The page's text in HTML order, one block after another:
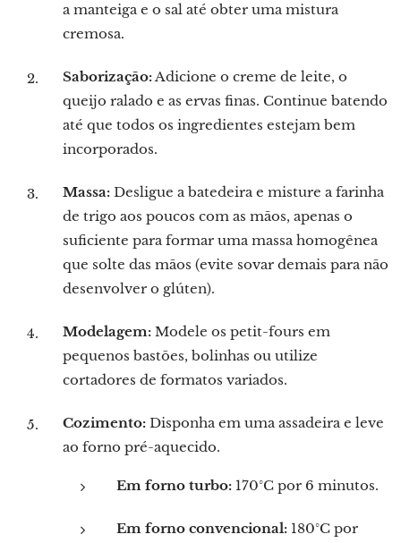
a manteiga e o sal até obter uma mistura
cremosa.
Saborização:Adicione o creme de leite, o
queijo ralado e as ervas finas. Continue batendo
até que todos os ingredientes estejam bem
incorporados.
Massa: Desligue a batedeira e misture a farinha
de trigo aos poucos com as mãos, apenas o
suficiente para formar uma massa homogênea
que solte das mãos (evite sovar demais para não
desenvolver o glúten).
Modelagem: Modele os petit-fours em
pequenos bastões, bolinhas ou utilize
cortadores de formatos variados.
Cozimento: Disponha em uma assadeira e leve
ao forno pré-aquecido.
Em forno turbo: 170°C por 6 minutos.
Em forno convencional: 180°C por